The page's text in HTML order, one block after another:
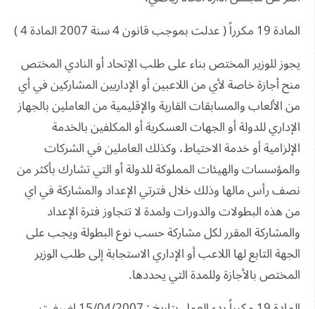
المادة 19 مكرراً ( عدلت بموجب قانون 4 سنة 2007 المادة 4 )
يجوز للوزير المختص بناء على طلب الإتحاد أو النادي المختص
منح أجازة خاصة لأي من اللاعبين أو الإداريين المشاركين في أي
من الألعاب والمسابقات القارية والإقليمية من العاملين بالجهاز
الإداري للدولة أو الجهات العسكرية أو المكلفين بالخدمة
الإلزامية أو خدمة الاحتياط، وكذلك العاملين في الشركات
والمؤسسات والهيئات المملوكة للدولة أو التي تشارك بأكثر من
نصف رأس مالها وذلك خلال فترتي الإعداد والمشاركة في اي
من هذه البطولات والدورات ولمدة لا تتجاوز فترة الإعداد
والمشاركة المقرر لكل مشاركة حسب نوع البطولة ويجب على
الجهة التابع لها اللاعب أو الإداري الاستجابة إلى طلب الوزير
المختص بالأجازة وللمدة التي يحددها.